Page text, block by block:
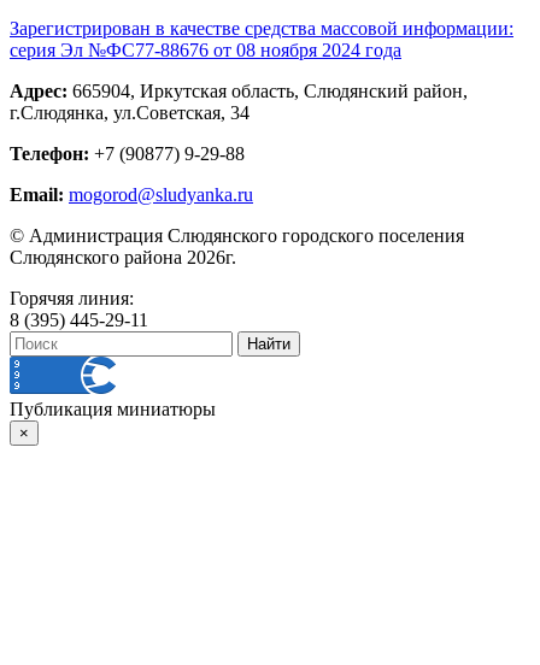
Зарегистрирован в качестве средства массовой информации:
серия Эл №ФС77-88676 от 08 ноября 2024 года
Адрес: 665904, Иркутская область, Слюдянский район,
г.Слюдянка, ул.Советская, 34
Телефон: +7 (90877) 9-29-88
Email: mogorod@sludyanka.ru
© Администрация Слюдянского городского поселения
Слюдянского района 2026г.
Горячяя линия:
8 (395) 445-29-11
Публикация миниатюры
×